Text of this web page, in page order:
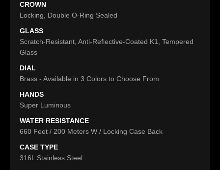
CROWN
Locking, Double O-Ring Sealed
GLASS
Scratch-Resistant, Anti-Reflective-Coated K1, Tempered
Glass
DIAL
Brass - Available in 3 Colors to Choose From
HANDS
Super Luminous
WATER RESISTANCE
660 Feet / 200 Meters W / Locking Case Back
CASE TYPE
316L Stainless Steel